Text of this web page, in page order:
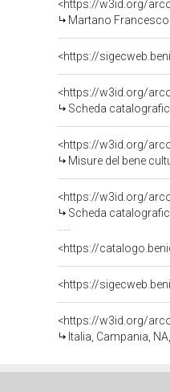
<https://w3id.org/
Martano
<https://
<https://w3id.org/
Scheda
<https://w3id.org/
Misure del bene
<https://w3id.org/
Scheda
<https://
<https://
<https://w3id.org/
Italia, Campania,